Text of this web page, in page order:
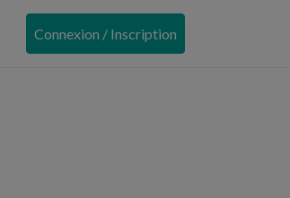
Connexion / Inscription